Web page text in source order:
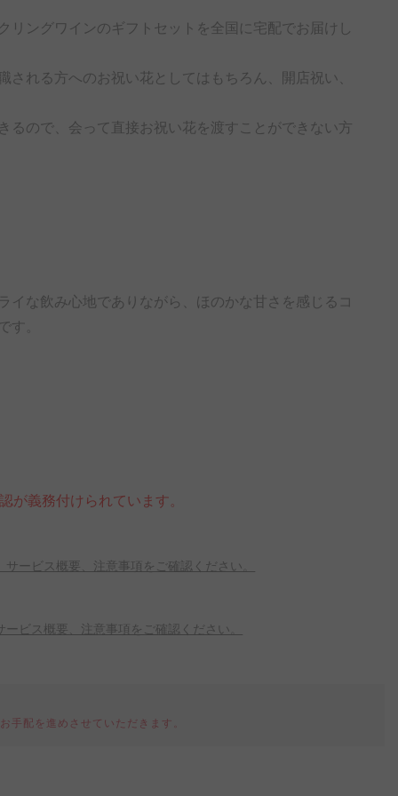
ングワインのギフトセットを全国に宅配でお届けし
れる方へのお祝い花としてはもちろん、開店祝い、
るので、会って直接お祝い花を渡すことができない方
な飲み心地でありながら、ほのかな甘さを感じるコ
す。
が義務付けられています。
ービス概要、注意事項をご確認ください。
ビス概要、注意事項をご確認ください。
手配を進めさせていただきます。